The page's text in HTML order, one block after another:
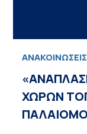
ΑΝΑΚΟΙΝΏΣΕΙΣ
ΧΩΡΩΝ